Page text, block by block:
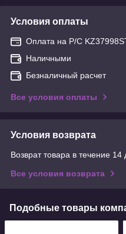
Условия оплаты
Оплата на Р/С
Наличными
Безналичный расчет
Все условия оплаты
Условия возврата
Возврат товара в течение
Все условия возврата
Подобные товары